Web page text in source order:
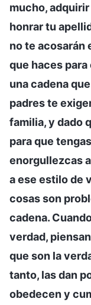
mucho,
honrar tu
no te acosarán
que haces
una cadena
padres te
familia, y dado
para que
enorgullezcas
a ese estilo de
cosas son
cadena.
verdad,
que son la
tanto, las dan
obedecen y